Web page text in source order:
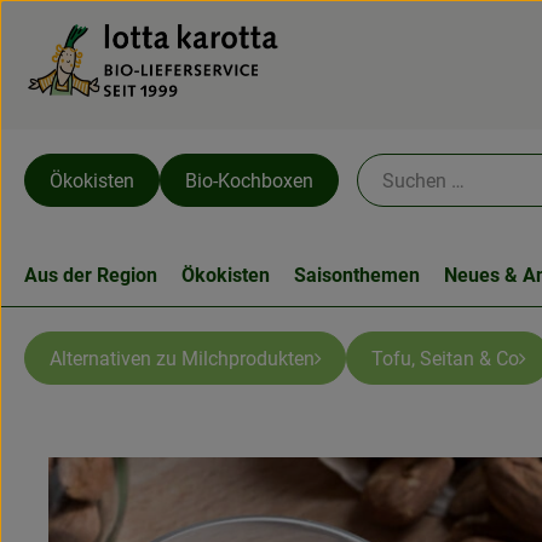
Ökokisten Bio-Kochboxen
Aus der Region Ökokisten Saisonthemen Neues &
Alternativen zu Milchprodukten Tofu, Seitan & Co